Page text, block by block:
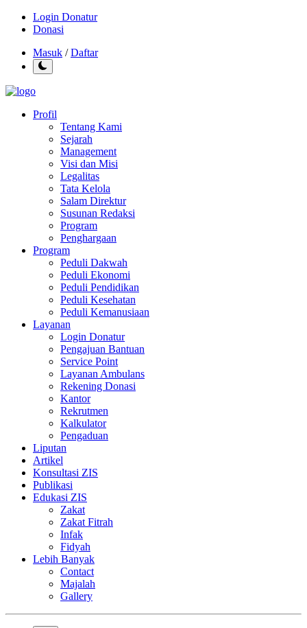
Login Donatur
Donasi
Masuk /Daftar
Profil
Tentang Kami
Sejarah
Management
Visi dan Misi
Legalitas
Tata Kelola
Salam Direktur
Susunan Redaksi
Program
Penghargaan
Program
Peduli Dakwah
Peduli Ekonomi
Peduli Pendidikan
Peduli Kesehatan
Peduli Kemanusiaan
Layanan
Login Donatur
Pengajuan Bantuan
Service Point
Layanan Ambulans
Rekening Donasi
Kantor
Rekrutmen
Kalkulator
Pengaduan
Liputan
Artikel
Konsultasi ZIS
Publikasi
Edukasi ZIS
Zakat
Zakat Fitrah
Infak
Fidyah
Lebih Banyak
Contact
Majalah
Gallery